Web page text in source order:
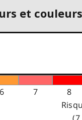
et
6 7 8